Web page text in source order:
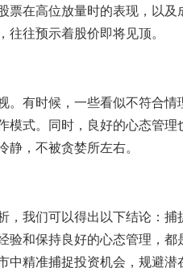
票在高位放量时的表现，以
往预示着股价即将见顶。
。有时候，一些看似不符合
模式。同时，良好的心态管理
，不被贪婪所左右。
，我们可以得出以下结论：
验和保持良好的心态管理，
精准捕捉投资机会，规避潜